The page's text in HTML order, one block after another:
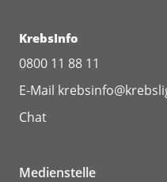
KrebsInfo
0800 11 88 11
E-Mail
Chat
Medienstelle